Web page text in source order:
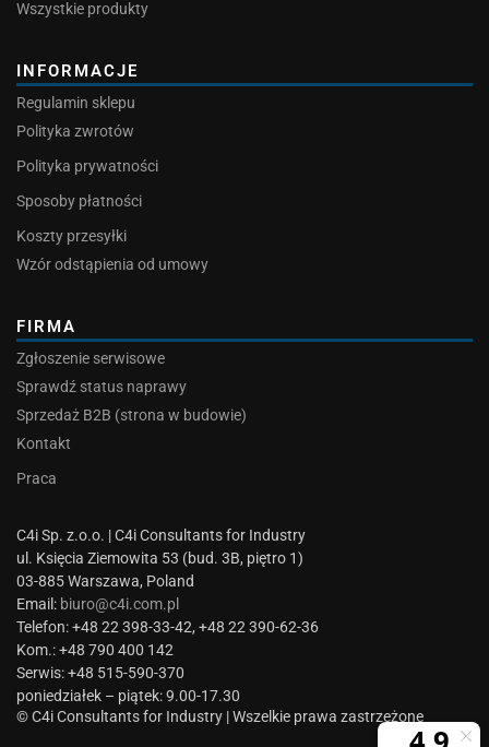
Wszystkie produkty
INFORMACJE
Regulamin sklepu
Polityka zwrotów
Polityka prywatności
Sposoby płatności
Koszty przesyłki
Wzór odstąpienia od umowy
FIRMA
Zgłoszenie serwisowe
Sprawdź status naprawy
Sprzedaż B2B (strona w budowie)
Kontakt
Praca
C4i Sp. z.o.o. | C4i Consultants for Industry
ul. Księcia Ziemowita 53 (bud. 3B, piętro 1)
03-885 Warszawa, Poland
Email: biuro@c4i.com.pl
Telefon: +48 22 398-33-42, +48 22 390-62-36
Kom.: +48 790 400 142
Serwis: +48 515-590-370
poniedziałek – piątek: 9.00-17.30
© C4i Consultants for Industry | Wszelkie prawa zastrzeżone